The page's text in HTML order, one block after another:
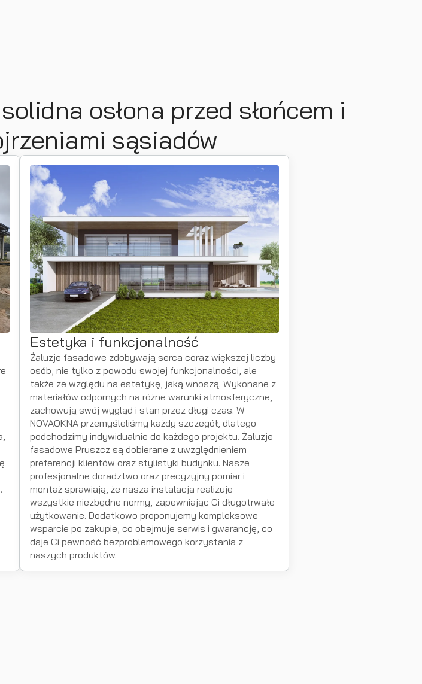
osłona przed słońcem i
sąsiadów
Estetyka i funkcjonalność
Żaluzje fasadowe zdobywają serca coraz większej liczby
osób, nie tylko z powodu swojej funkcjonalności, ale
także ze względu na estetykę, jaką wnoszą. Wykonane z
materiałów odpornych na różne warunki atmosferyczne,
zachowują swój wygląd i stan przez długi czas. W
NOVAOKNA przemyśleliśmy każdy szczegół, dlatego
podchodzimy indywidualnie do każdego projektu. Żaluzje
fasadowe Pruszcz są dobierane z uwzględnieniem
preferencji klientów oraz stylistyki budynku. Nasze
profesjonalne doradztwo oraz precyzyjny pomiar i
montaż sprawiają, że nasza instalacja realizuje
wszystkie niezbędne normy, zapewniając Ci długotrwałe
użytkowanie. Dodatkowo proponujemy kompleksowe
wsparcie po zakupie, co obejmuje serwis i gwarancję, co
daje Ci pewność bezproblemowego korzystania z
naszych produktów.